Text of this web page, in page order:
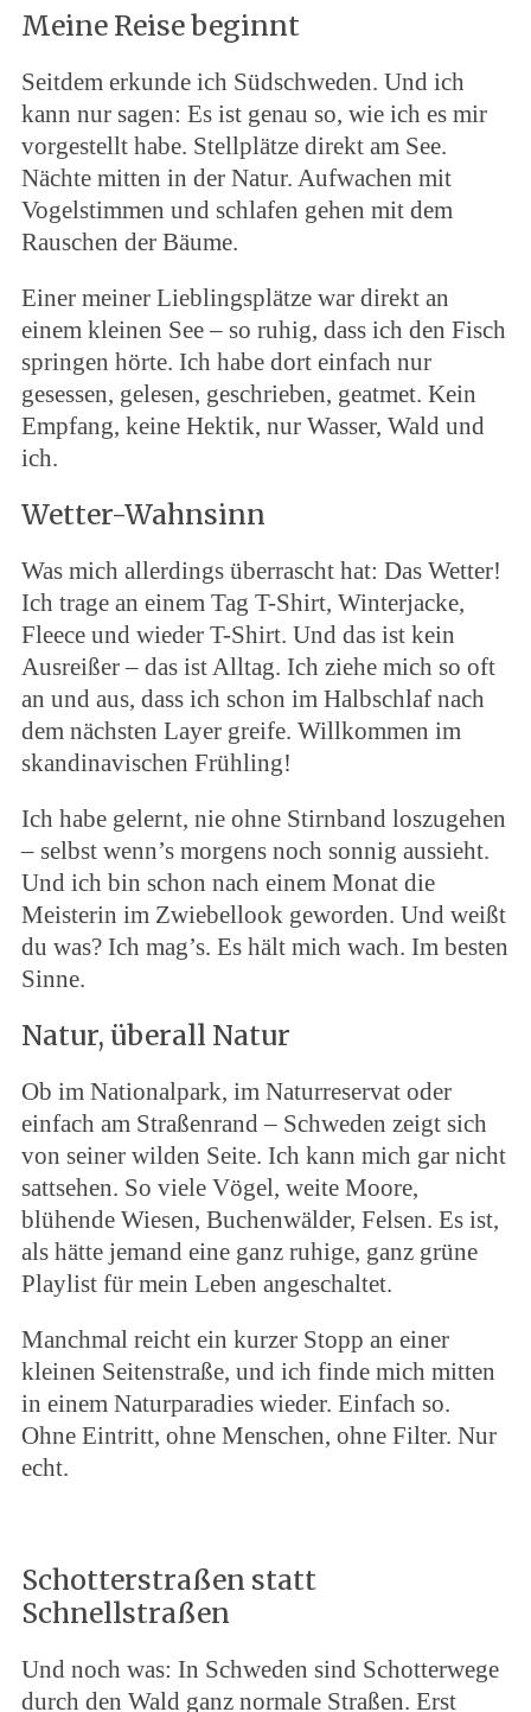
Meine Reise beginnt
Seitdem erkunde ich Südschweden. Und ich
kann nur sagen: Es ist genau so, wie ich es mir
vorgestellt habe. Stellplätze direkt am See.
Nächte mitten in der Natur. Aufwachen mit
Vogelstimmen und schlafen gehen mit dem
Rauschen der Bäume.
Einer meiner Lieblingsplätze war direkt an
einem kleinen See – so ruhig, dass ich den Fisch
springen hörte. Ich habe dort einfach nur
gesessen, gelesen, geschrieben, geatmet. Kein
Empfang, keine Hektik, nur Wasser, Wald und
ich.
Wetter-Wahnsinn
Was mich allerdings überrascht hat: Das Wetter!
Ich trage an einem Tag T-Shirt, Winterjacke,
Fleece und wieder T-Shirt. Und das ist kein
Ausreißer – das ist Alltag. Ich ziehe mich so oft
an und aus, dass ich schon im Halbschlaf nach
dem nächsten Layer greife. Willkommen im
skandinavischen Frühling!
Ich habe gelernt, nie ohne Stirnband loszugehen
– selbst wenn’s morgens noch sonnig aussieht.
Und ich bin schon nach einem Monat die
Meisterin im Zwiebellook geworden. Und weißt
du was? Ich mag’s. Es hält mich wach. Im besten
Sinne.
Natur, überall Natur
Ob im Nationalpark, im Naturreservat oder
einfach am Straßenrand – Schweden zeigt sich
von seiner wilden Seite. Ich kann mich gar nicht
sattsehen. So viele Vögel, weite Moore,
blühende Wiesen, Buchenwälder, Felsen. Es ist,
als hätte jemand eine ganz ruhige, ganz grüne
Playlist für mein Leben angeschaltet.
Manchmal reicht ein kurzer Stopp an einer
kleinen Seitenstraße, und ich finde mich mitten
in einem Naturparadies wieder. Einfach so.
Ohne Eintritt, ohne Menschen, ohne Filter. Nur
echt.
Schotterstraßen statt
Schnellstraßen
Und noch was: In Schweden sind Schotterwege
durch den Wald ganz normale Straßen. Erst